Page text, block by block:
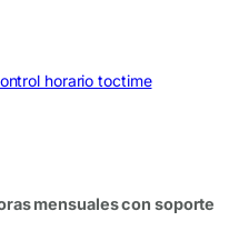
horario toctime
mensuales con soporte